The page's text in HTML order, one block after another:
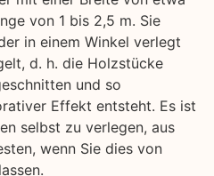
von 1 bis 2,5 m. Sie
in einem Winkel verlegt
d. h. die Holzstücke
und so
Effekt entsteht. Es ist
selbst zu verlegen, aus
wenn Sie dies von